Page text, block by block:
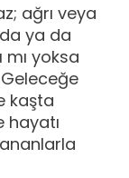
ağrı veya
ya da
yoksa
Geleceğe
kaşta
hayatı